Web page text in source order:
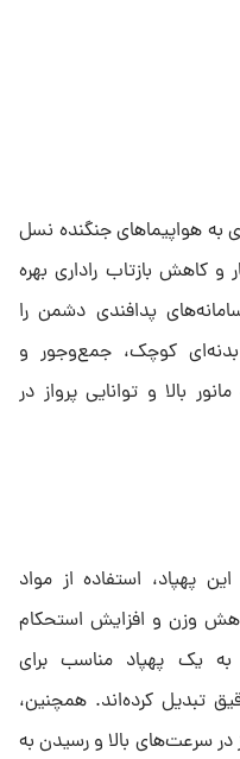
به هواپیماهای جنگنده نسل
و کاهش بازتاب راداری بهره
پدافندی دشمن را
قاهر ۳۱۳ دارای بدنه‌ای کوچک، جمع‌وجور و
بالا و توانایی پرواز در
پهپاد، استفاده از مواد
وزن و افزایش استحکام
یک پهپاد مناسب برای
تبدیل کرده‌اند. همچنین،
در سرعت‌های بالا و رسیدن به